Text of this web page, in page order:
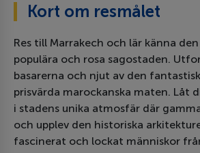
Kort om resmålet
Res till Marrakech och lär känna
populära och rosa sagostaden.
basarerna och njut av den
prisvärda marockanska maten. Låt
i stadens unika atmosfär där
och upplev den historiska
fascinerat och lockat människor